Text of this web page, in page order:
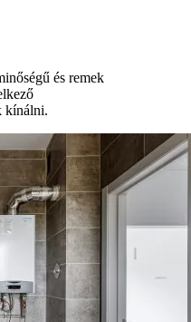
és remek
kínálni.